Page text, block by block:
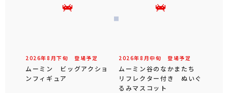
2026年8 月下旬 登場予定
ムーミン ビッグアクショ
ンフィギュア
2026年8 月中旬 登場予定
ムーミン谷のなかまたち
リフレクター付き ぬいぐ
るみマスコット